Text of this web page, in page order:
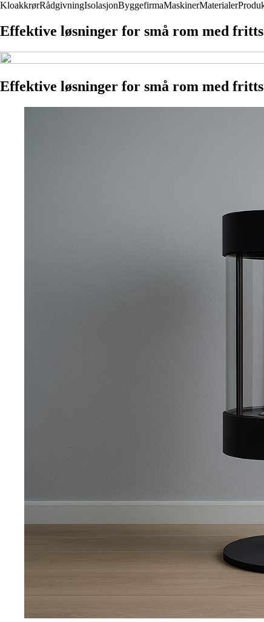
KloakkrørRådgivningIsolasjonByggefirmaMaskinerMaterialer
Effektive løsninger for små rom med
Effektive løsninger for små rom med